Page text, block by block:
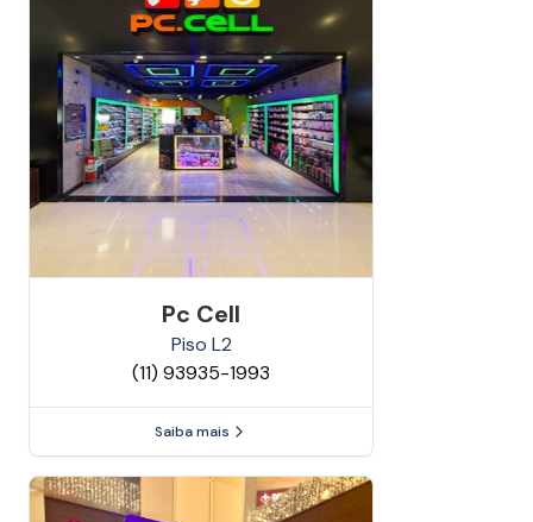
Pc Cell
Piso L2
(11) 93935-1993
Saiba mais